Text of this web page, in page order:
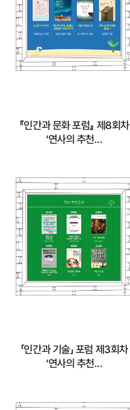
『인간과 문화 포럼』 제8회차
‘연사의 추천...
『인간과 문화 포럼』
제8회차 ‘연사의 추
천...
「인간과 기술」 포럼 제3회차
‘연사의 추천...